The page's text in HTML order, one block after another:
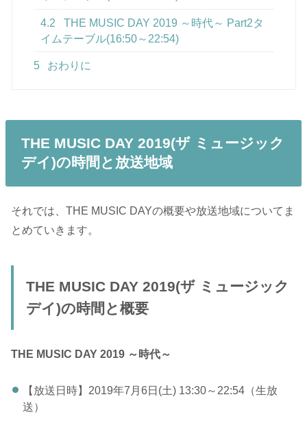
4.2
THE MUSIC DAY 2019 ～時代～ Part2タ
イムテーブル(16:50～22:54)
5 おわりに
THE MUSIC DAY 2019(ザ ミュージック
デイ)の時間と放送地域
それでは、THE MUSIC DAYの概要や放送地域についてま
とめていきます。
THE MUSIC DAY 2019(ザ ミュージック
デイ)の時間と概要
THE MUSIC DAY 2019 ～時代～
【放送日時】2019年7月6日(土) 13:30～22:54（生放
送）